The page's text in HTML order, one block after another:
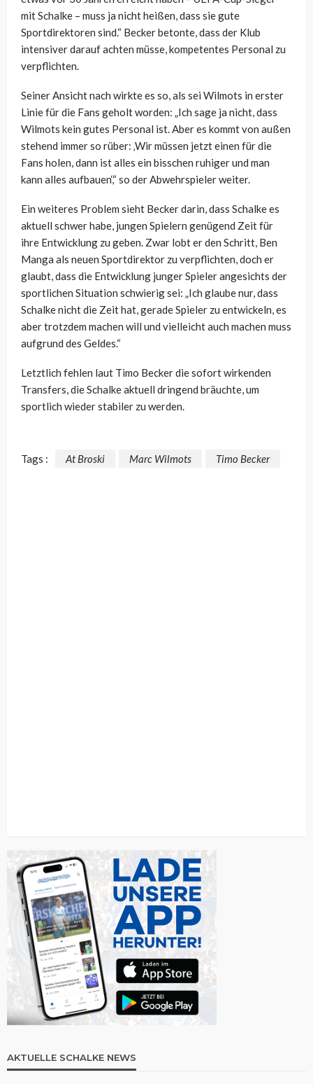
mit Schalke – muss ja nicht heißen, dass sie gute
Sportdirektoren sind.“ Becker betonte, dass der Klub
intensiver darauf achten müsse, kompetentes Personal zu
verpflichten.
Seiner Ansicht nach wirkte es so, als sei Wilmots in erster
Linie für die Fans geholt worden: „Ich sage ja nicht, dass
Wilmots kein gutes Personal ist. Aber es kommt von außen
stehend immer so rüber: ‚Wir müssen jetzt einen für die
Fans holen, dann ist alles ein bisschen ruhiger und man
kann alles aufbauen‘,“ so der Abwehrspieler weiter.
Ein weiteres Problem sieht Becker darin, dass Schalke es
aktuell schwer habe, jungen Spielern genügend Zeit für
ihre Entwicklung zu geben. Zwar lobt er den Schritt, Ben
Manga als neuen Sportdirektor zu verpflichten, doch er
glaubt, dass die Entwicklung junger Spieler angesichts der
sportlichen Situation schwierig sei: „Ich glaube nur, dass
Schalke nicht die Zeit hat, gerade Spieler zu entwickeln, es
aber trotzdem machen will und vielleicht auch machen muss
aufgrund des Geldes.“
Letztlich fehlen laut Timo Becker die sofort wirkenden
Transfers, die Schalke aktuell dringend bräuchte, um
sportlich wieder stabiler zu werden.
Tags : At Broski Marc Wilmots Timo Becker
AKTUELLE SCHALKE NEWS